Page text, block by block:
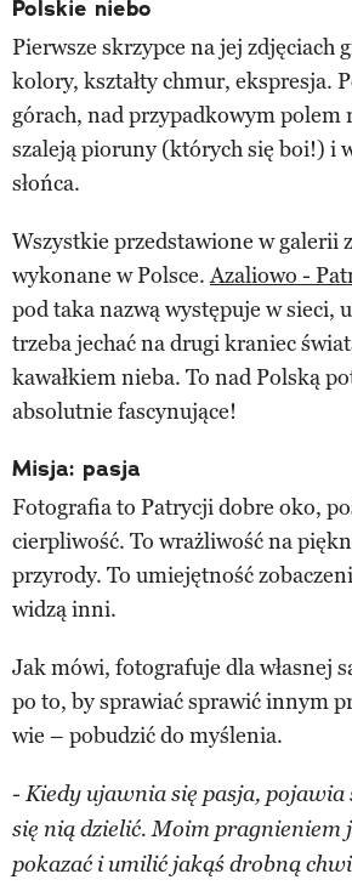
Polskie niebo
Pierwsze skrzypce na jej zdjęciach
kolory, kształty chmur, ekspresja.
górach, nad przypadkowym polem
szaleją pioruny (których się boi!) i
słońca.
Wszystkie przedstawione w galerii
wykonane w Polsce.Azaliowo -
pod taka nazwą występuje w sieci,
trzeba jechać na drugi kraniec
kawałkiem nieba. To nad Polską
absolutnie fascynujące!
Misja: pasja
Fotografia to Patrycji dobre oko,
cierpliwość. To wrażliwość na
przyrody. To umiejętność
widzą inni.
Jak mówi, fotografuje dla własnej
po to, by sprawiać sprawić innym
wie – pobudzić do myślenia.
- Kiedy ujawnia się pasja, pojawia
się nią dzielić. Moim pragnieniem
pokazać i umilić jakąś drobną